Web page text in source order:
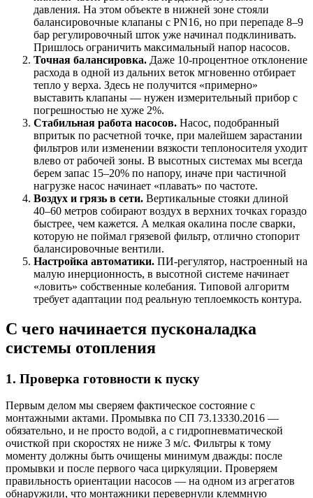
давления. На этом объекте в нижней зоне стояли
балансировочные клапаны с PN16, но при перепаде 8–9
бар регулировочный шток уже начинал подклинивать.
Пришлось ограничить максимальный напор насосов.
Точная балансировка. Даже 10‑процентное отклонение
расхода в одной из дальних веток мгновенно отбирает
тепло у верха. Здесь не получится «примерно»
выставить клапаны — нужен измерительный прибор с
погрешностью не хуже 2%.
Стабильная работа насосов. Насос, подобранный
впритык по расчетной точке, при малейшем зарастании
фильтров или изменении вязкости теплоносителя уходит
влево от рабочей зоны. В высотных системах мы всегда
берем запас 15–20% по напору, иначе при частичной
нагрузке насос начинает «плавать» по частоте.
Воздух и грязь в сети. Вертикальные стояки длиной
40–60 метров собирают воздух в верхних точках гораздо
быстрее, чем кажется. А мелкая окалина после сварки,
которую не поймал грязевой фильтр, отлично стопорит
балансировочные вентили.
Настройка автоматики. ПИ‑регулятор, настроенный на
малую инерционность, в высотной системе начинает
«ловить» собственные колебания. Типовой алгоритм
требует адаптации под реальную теплоемкость контура.
С чего начинается пусконаладка
системы отопления
1. Проверка готовности к пуску
Первым делом мы сверяем фактическое состояние с
монтажными актами. Промывка по СП 73.13330.2016 —
обязательно, и не просто водой, а с гидропневматической
очисткой при скоростях не ниже 3 м/с. Фильтры к тому
моменту должны быть очищены минимум дважды: после
промывки и после первого часа циркуляции. Проверяем
правильность ориентации насосов — на одном из агрегатов
обнаружили, что монтажники перевернули клеммную